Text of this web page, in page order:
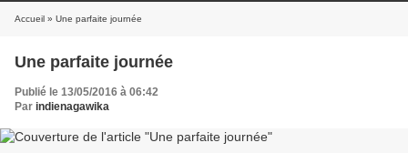
Accueil » Une parfaite journée
Une parfaite journée
Publié le 13/05/2016 à 06:42
Par indienagawika